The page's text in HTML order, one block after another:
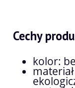
Cechy
kolor: